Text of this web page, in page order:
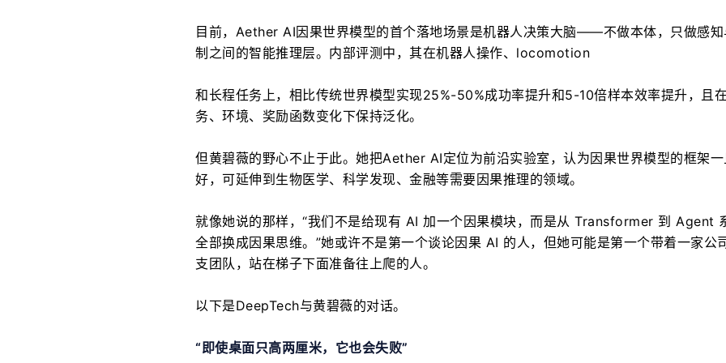
目前，Aether AI因果世界模型的首个落地场景是机器人决策大脑——不做本体，只做感
制之间的智能推理层。内部评测中，其在机器人操作、locomotion
和长程任务上，相比传统世界模型实现25%-50%成功率提升和5-10倍样本效率提升，且
务、环境、奖励函数变化下保持泛化。
但黄碧薇的野心不止于此。她把Aether AI定位为前沿实验室，认为因果世界模型的框架
好，可延伸到生物医学、科学发现、金融等需要因果推理的领域。
就像她说的那样，“我们不是给现有 AI 加一个因果模块，而是从 Transformer 到 Agent
全部换成因果思维。”她或许不是第一个谈论因果 AI 的人，但她可能是第一个带着一家公
支团队，站在梯子下面准备往上爬的人。
以下是DeepTech与黄碧薇的对话。
“即使桌面只高两厘米，它也会失败”